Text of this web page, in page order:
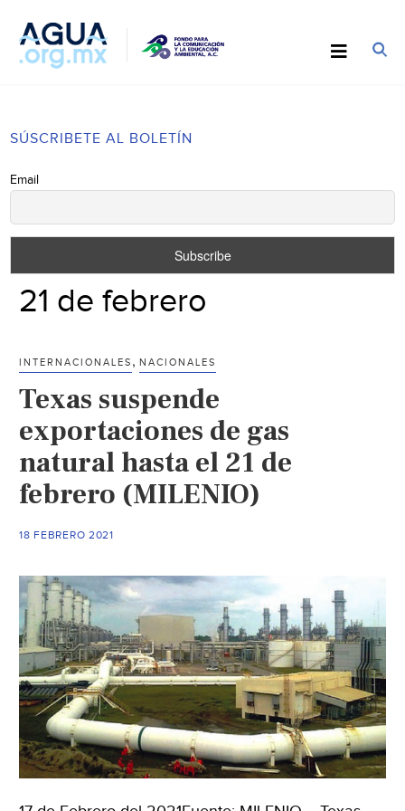
SÚSCRIBETE AL BOLETÍN
Email
21 de febrero
INTERNACIONALES ,NACIONALES
Texas suspende
exportaciones de gas
natural hasta el 21 de
febrero (MILENIO)
18 FEBRERO 2021